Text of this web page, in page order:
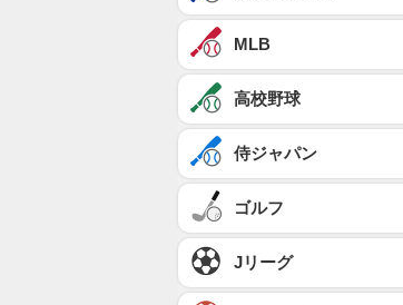
MLB
高校野球
侍ジャパン
ゴルフ
Jリーグ